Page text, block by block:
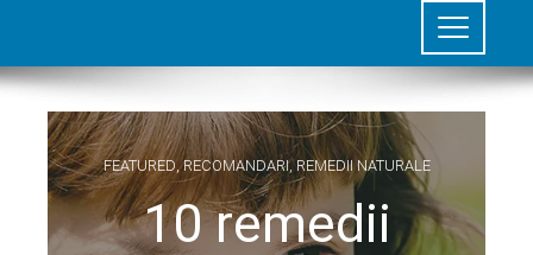
FEATURED ,RECOMANDARI, REMEDII NATURALE
10 remedii